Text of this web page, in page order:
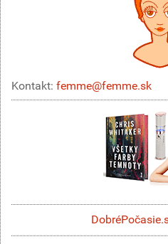
Kontakt: femme@femme.sk